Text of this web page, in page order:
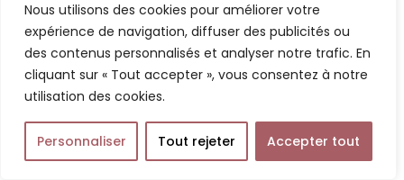
Nous utilisons des cookies pour améliorer votre
expérience de navigation, diffuser des publicités ou
des contenus personnalisés et analyser notre trafic. En
cliquant sur « Tout accepter », vous consentez à notre
utilisation des cookies.
Personnaliser Tout rejeter Accepter tout